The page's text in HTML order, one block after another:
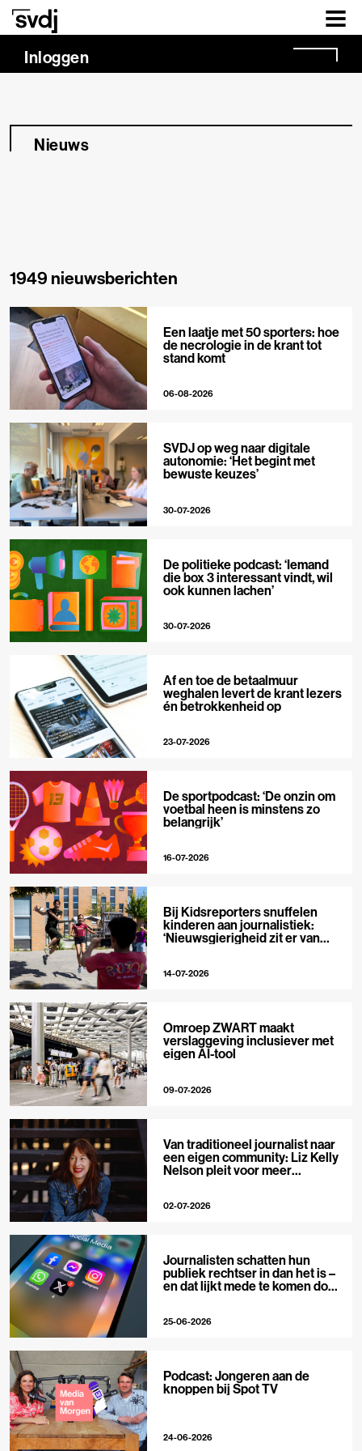
Naar hoofdinhoud
Inloggen
Nieuws
1949 nieuwsberichten
Een laatje met 50 sporters: hoe
de necrologie in de krant tot
stand komt
06-08-2026
SVDJ op weg naar digitale
autonomie: ‘Het begint met
bewuste keuzes’
30-07-2026
De politieke podcast: ‘Iemand
die box 3 interessant vindt, wil
ook kunnen lachen’
30-07-2026
Af en toe de betaalmuur
weghalen levert de krant lezers
én betrokkenheid op
23-07-2026
De sportpodcast: ‘De onzin om
voetbal heen is minstens zo
belangrijk’
16-07-2026
Bij Kidsreporters snuffelen
kinderen aan journalistiek:
‘Nieuwsgierigheid zit er van
14-07-2026
Omroep ZWART maakt
verslaggeving inclusiever met
eigen AI-tool
09-07-2026
Van traditioneel journalist naar
een eigen community: Liz Kelly
Nelson pleit voor meer
02-07-2026
Journalisten schatten hun
publiek rechtser in dan het is –
en dat lijkt mede te komen door
25-06-2026
Podcast: Jongeren aan de
knoppen bij Spot TV
24-06-2026